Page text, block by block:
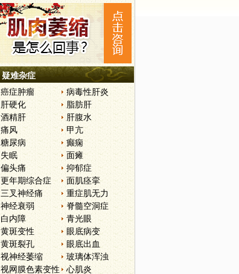
疑难杂症
癌症肿瘤
病毒性肝炎
肝硬化
脂肪肝
酒精肝
肝腹水
痛风
甲亢
糖尿病
癫痫
失眠
面瘫
偏头痛
抑郁症
更年期综合症
面肌痉挛
三叉神经痛
重症肌无力
神经衰弱
脊髓空洞症
白内障
青光眼
黄斑变性
眼底病变
黄斑裂孔
眼底出血
视神经萎缩
玻璃体浑浊
视网膜色素变性
心肌炎